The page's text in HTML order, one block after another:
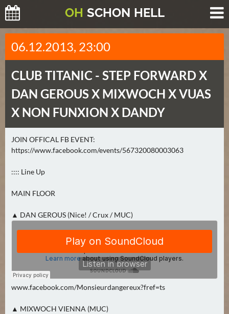
OH SCHON HELL
H
E
T
E
(
0
)
M
R
G
N
U
E
06.12.2013, 23:00
CLUB TITANIC - STEP FORWARD X
DAN GEROUS X MIXWOCH X VUAS
X NON FUNXION X DANDY
JOIN OFFICAL FB EVENT:
https://www.facebook.com/events/567320080003063
:::: Line Up
MAIN FLOOR
▲ DAN GEROUS (Nice! / Crux / MUC)
www.facebook.com/Monsieurdangereux?fref=ts
▲ MIXWOCH VIENNA (MUC)